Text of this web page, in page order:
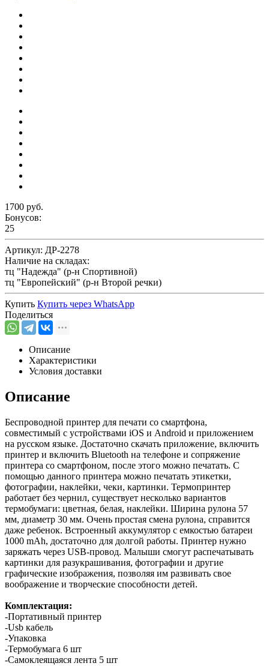
1700 руб.
Бонусов:
25
Артикул: ДР-2278
Наличие на складах:
тц "Надежда" (р-н Спортивной)
тц "Европейский" (р-н Второй речки)
Купить Купить через WhatsApp
Поделиться
Описание
Характеристики
Условия доставки
Описание
Беспроводной принтер для печати со смартфона,
совместимый с устройствами iOS и Android и приложением
на русском языке. Достаточно скачать приложение, включить
принтер и включить Bluetooth на телефоне и сопряжение
принтера со смартфоном, после этого можно печатать. С
помощью данного принтера можно печатать этикетки,
фотографии, наклейки, чеки, картинки. Термопринтер
работает без чернил, существует несколько вариантов
термобумаги: цветная, белая, наклейки. Ширина рулона 57
мм, диаметр 30 мм. Очень простая смена рулона, справится
даже ребенок. Встроенный аккумулятор с емкостью батареи
1000 mAh, достаточно для долгой работы. Принтер нужно
заряжать через USB-провод. Малыши смогут распечатывать
картинки для разукрашивания, фотографии и другие
графические изображения, позволяя им развивать свое
воображение и творческие способности детей.
Комплектация:
-Портативный принтер
-Usb кабель
-Упаковка
-Термобумага 6 шт
-Самоклеящаяся лента 5 шт